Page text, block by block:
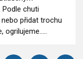
chuti
přidat trochu
ogrilujeme.....